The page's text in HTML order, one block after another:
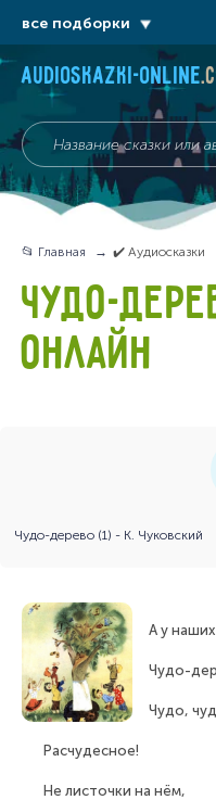
audioskazki-online
📂 Главная ✔️ Аудиосказки
ЧУДО-
ОНЛАЙН
Чудо-дерево (1) - К. Чуковский
А у
Чудо-
Чудо,
Расчудесное!
Не листочки на нём,
все подборки